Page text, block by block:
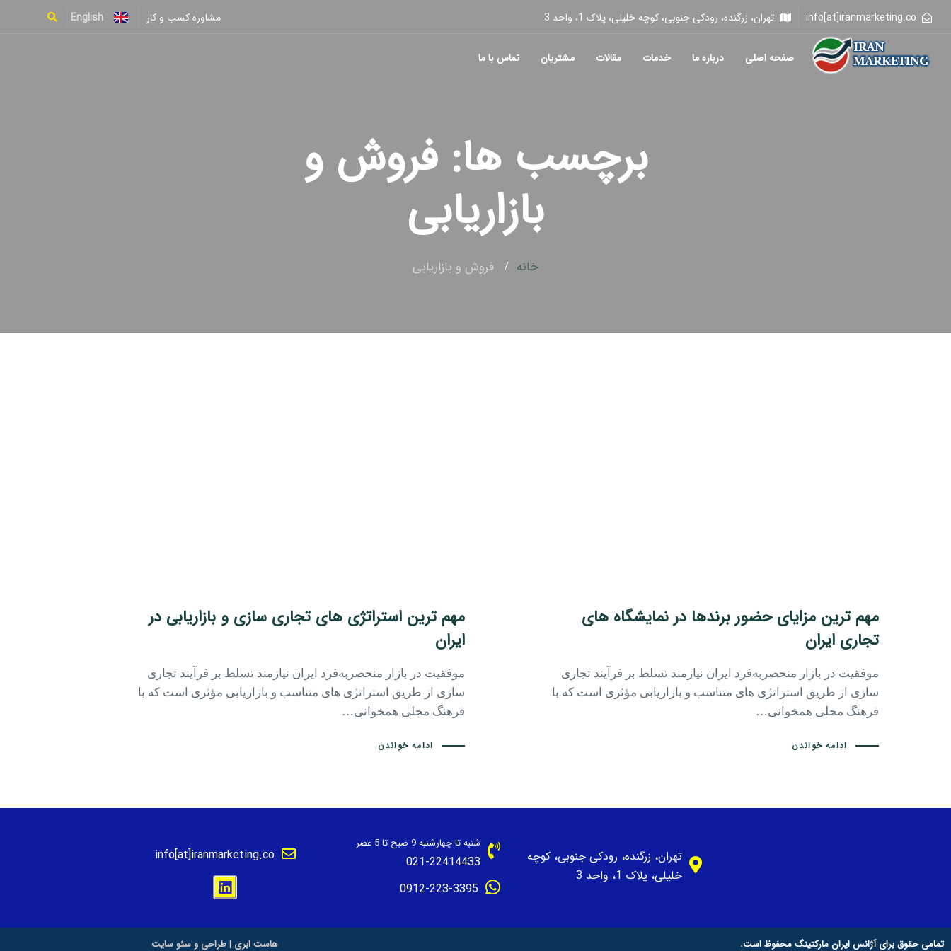
info[at]iranmarketing.co تهران، زرگنده، رودکی جنوبی، کوچه خلیلی، پلاک 1، واحد 3 مشاوره کسب و کار English
صفحه اصلی درباره ما خدمات مقالات مشتریان تماس با ما
برچسب ها: فروش و
بازاریابی
خانه فروش و بازاریابی
مهم ترین مزایای حضور برندها در نمایشگاه های
تجاری ایران
موفقیت در بازار منحصربه‌فرد ایران نیازمند تسلط بر فرآیند تجاری
‌سازی از طریق استراتژی‌ های متناسب و بازاریابی مؤثری است که با
فرهنگ محلی همخوانی…
ادامه خواندن
مهم ترین استراتژی های تجاری سازی و بازاریابی در
ایران
موفقیت در بازار منحصربه‌فرد ایران نیازمند تسلط بر فرآیند تجاری
‌سازی از طریق استراتژی‌ های متناسب و بازاریابی مؤثری است که با
فرهنگ محلی همخوانی…
ادامه خواندن
تهران، زرگنده، رودکی جنوبی، کوچه
خلیلی، پلاک 1، واحد 3
شنبه تا چهارشنبه 9 صبح تا 5 عصر
021-22414433
0912-223-3395
info[at]iranmarketing.co
تمامی حقوق برای آژانس ایران مارکتینگ محفوظ است. هاست ابری |طراحی و سئو سایت